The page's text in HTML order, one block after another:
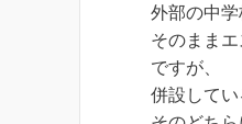
外部の中学
そのまま
ですが、
併設してい